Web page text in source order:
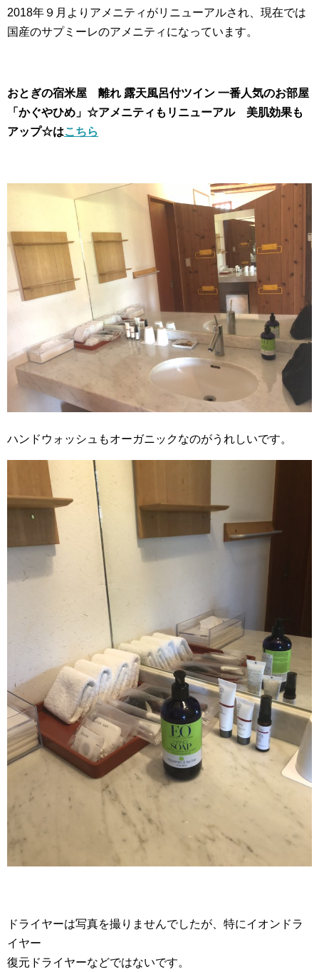
2018年９月よりアメニティがリニューアルされ、現在では
国産のサプミーレのアメニティになっています。
おとぎの宿米屋 離れ 露天風呂付ツイン 一番人気のお部屋
「かぐやひめ」☆アメニティもリニューアル 美肌効果も
アップ☆はこちら
ハンドウォッシュもオーガニックなのがうれしいです。
ドライヤーは写真を撮りませんでしたが、特にイオンドラ
イヤー
復元ドライヤーなどではないです。